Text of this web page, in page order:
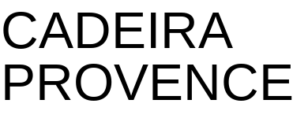
CADEIRA
PROVENCE